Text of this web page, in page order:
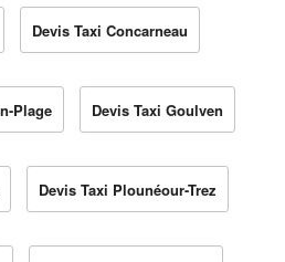
Devis Taxi Concarneau
Plage Devis Taxi Goulven
Devis Taxi Plounéour-Trez